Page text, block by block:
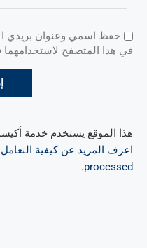
حفظ اسمي وعنوان بريدي
في هذا المتصفح لاستخدامهما
هذا الموقع يستخدم خدمة
اعرف المزيد عن كيفية
processed
.